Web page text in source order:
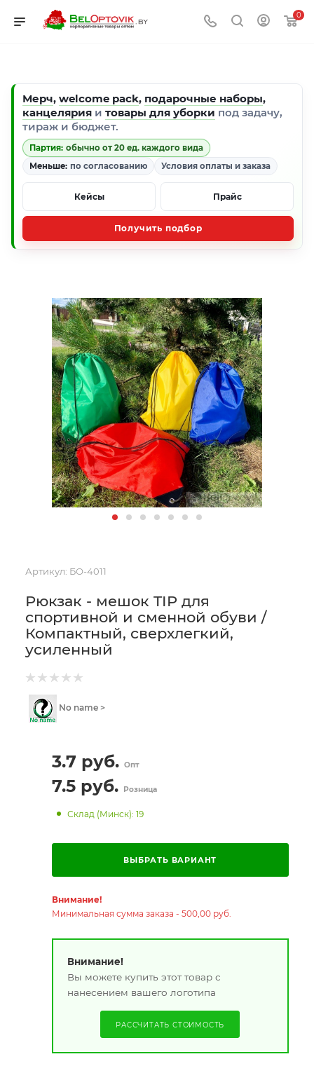
0
Мерч, welcome pack, подарочные наборы,
канцелярия и товары для уборки под задачу,
тираж и бюджет.
Партия: обычно от 20 ед. каждого вида
Меньше: по согласованию Условия оплаты и заказа
Кейсы Прайс
Получить подбор
Артикул: БО-4011
Рюкзак - мешок TIP для
спортивной и сменной обуви /
Компактный, сверхлегкий,
усиленный
No name >
3.7 руб. Опт
7.5руб. Розница
Склад (Минск): 19
ВЫБРАТЬ ВАРИАНТ
Внимание!
Минимальная сумма заказа - 500,00 руб.
Внимание!
Вы можете купить этот товар с
нанесением вашего логотипа
РАССЧИТАТЬ СТОИМОСТЬ